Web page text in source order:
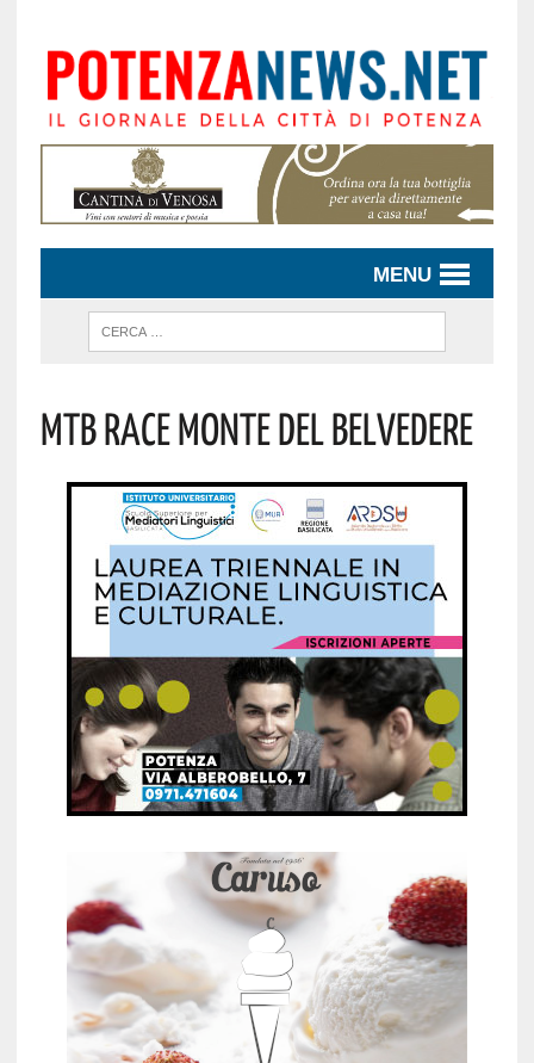
MENU
Mtb Race Monte Del Belvedere